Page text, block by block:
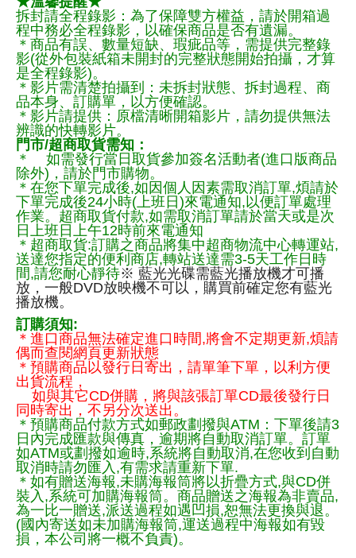
拆封請全程錄影：為了保障雙方權益，請於開箱過
程中務必全程錄影，以確保商品是否有遺漏。
＊商品有誤、數量短缺、瑕疵品等，需提供完整錄
影(從外包裝紙箱未開封的完整狀態開始拍攝，才算
是全程錄影)。
＊影片需清楚拍攝到：未拆封狀態、拆封過程、商
品本身、訂購單，以方便確認。
＊影片請提供：原檔清晰開箱影片，請勿提供無法
辨識的快轉影片。
門市/超商取貨需知：
＊ 如需發行當日取貨參加簽名活動者(進口版商品
除外)，請於門市購物。
＊在您下單完成後,如因個人因素需取消訂單,煩請於
下單完成後24小時(上班日)來電通知,以便訂單處理
作業。超商取貨付款,如需取消訂單請於當天或是次
日上班日上午12時前來電通知
＊超商取貨:訂購之商品將集中超商物流中心轉運站,
送達您指定的便利商店,轉站送達需3-5天工作日時
間,請您耐心靜待※ 藍光光碟需藍光播放機才可播
放，一般DVD放映機不可以，購買前確定您有藍光
播放機。
訂購須知:
＊進口商品無法確定進口時間,將會不定期更新,煩請
偶而查閱網頁更新狀態
＊預購商品以發行日寄出，請單筆下單，以利方便
出貨流程，
如與其它CD併購，將與該張訂單CD最後發行日
同時寄出，不另分次送出。
＊預購商品付款方式如郵政劃撥與ATM：下單後請3
日內完成匯款與傳真，逾期將自動取消訂單。訂單
如ATM或劃撥如逾時,系統將自動取消,在您收到自動
取消時請勿匯入,有需求請重新下單.
＊如有贈送海報,未購海報筒將以折疊方式,與CD併
裝入,系統可加購海報筒。商品贈送之海報為非賣品,
為一比一贈送,派送過程如遇凹損,恕無法更換與退。
(國內寄送如未加購海報筒,運送過程中海報如有毀
損，本公司將一概不負責)。